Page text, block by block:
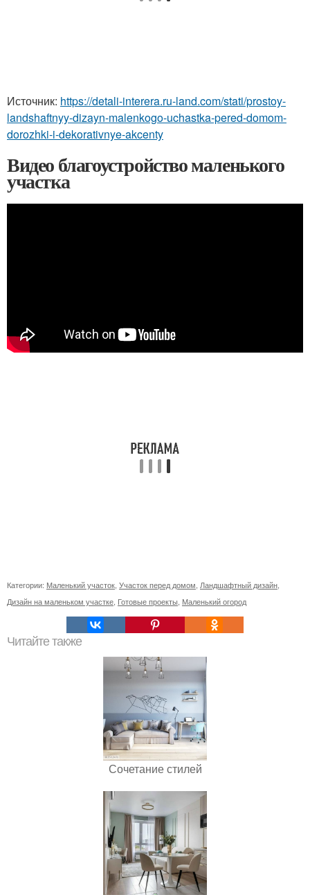
Источник: https://detali-interera.ru-land.com/stati/prostoy-
landshaftnyy-dizayn-malenkogo-uchastka-pered-domom-
dorozhki-i-dekorativnye-akcenty
Видео благоустройство маленького
участка
Категории: Маленький участок Участок перед домом Ландшафтный дизайн
Дизайн на маленьком участке Готовые проекты Маленький огород
Читайте также
Сочетание стилей